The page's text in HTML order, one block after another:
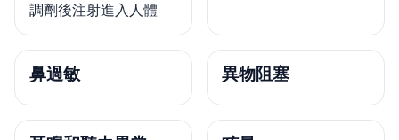
調劑後注射進入人體
鼻過敏 異物阻塞